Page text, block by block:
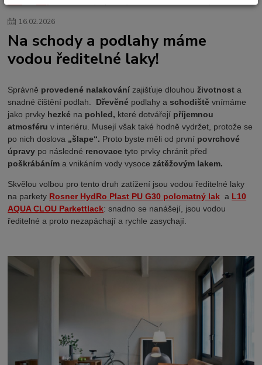
Rosner DuoCryl Top
renovace oleje
nátěr terasy terasový olej
jak natřít terasu
čím natřít terasu
jak natřít dřevěnou terasu
16.02.2026
Na schody a podlahy máme
vodou ředitelné laky!
Správně provedené nalakování zajišťuje dlouhouživotnost a
snadné čištění podlah. Dřevěné podlahy aschodiště vnímáme
jako prvky hezké na pohled, které dotvářejí příjemnou
atmosféru v interiéru. Musejí však také hodně vydržet, protože se
po nich doslova „šlape“. Proto byste měli od první povrchové
úpravy po následné renovace tyto prvky chránit před
poškrábáním a vnikáním vody vysocezátěžovým lakem.
Skvělou volbou pro tento druh zatížení jsou vodou ředitelné laky
na parkety Rosner HydRo Plast PU G30 polomatný lak a L10
AQUA CLOU Parkettlack: snadno se nanášejí, jsou vodou
ředitelné a proto nezapáchají a rychle zasychají.